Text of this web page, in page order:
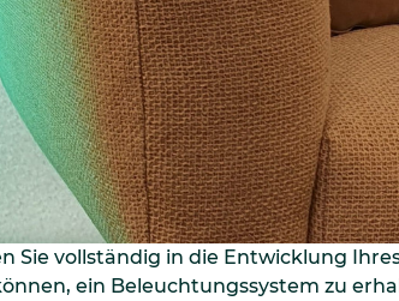
Sie vollständig in die Entwicklung
ein Beleuchtungssystem zu